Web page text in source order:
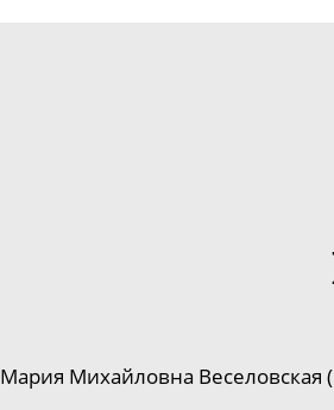
Мария Михайловна Веселовская